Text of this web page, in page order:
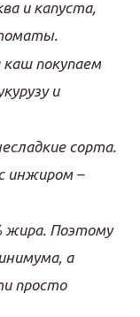
и капуста,
покупаем
и
сорта.
инжиром –
жира. Поэтому
а
просто